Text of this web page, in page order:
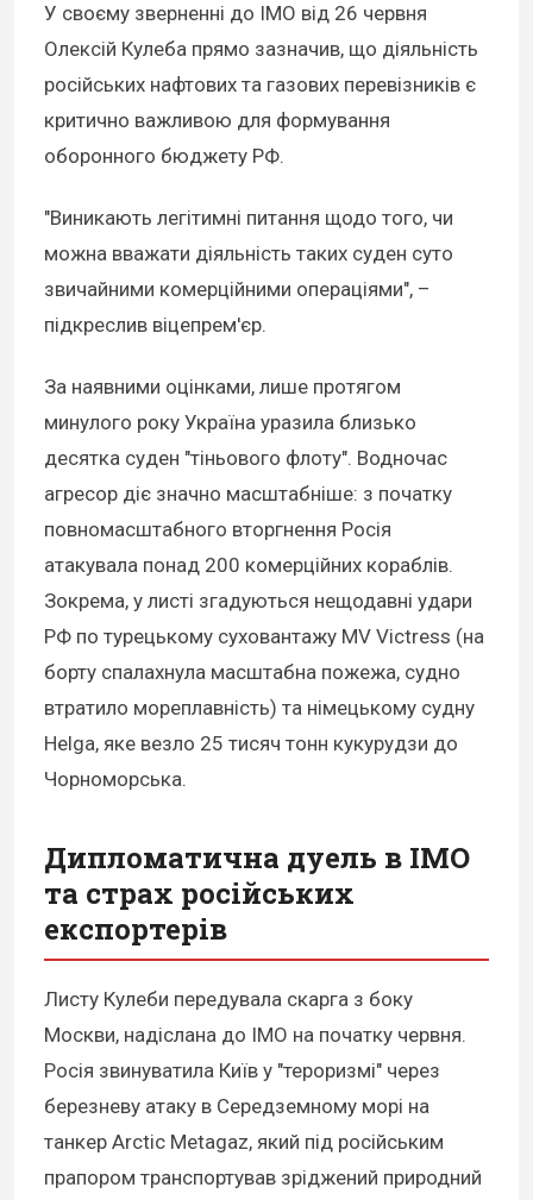
У своєму зверненні до IMO від 26 червня
Олексій Кулеба прямо зазначив, що діяльність
російських нафтових та газових перевізників є
критично важливою для формування
оборонного бюджету РФ.
"Виникають легітимні питання щодо того, чи
можна вважати діяльність таких суден суто
звичайними комерційними операціями", –
підкреслив віцепрем'єр.
За наявними оцінками, лише протягом
минулого року Україна уразила близько
десятка суден "тіньового флоту". Водночас
агресор діє значно масштабніше: з початку
повномасштабного вторгнення Росія
атакувала понад 200 комерційних кораблів.
Зокрема, у листі згадуються нещодавні удари
РФ по турецькому суховантажу MV Victress (на
борту спалахнула масштабна пожежа, судно
втратило мореплавність) та німецькому судну
Helga, яке везло 25 тисяч тонн кукурудзи до
Чорноморська.
Дипломатична дуель в IMO
та страх російських
експортерів
Листу Кулеби передувала скарга з боку
Москви, надіслана до IMO на початку червня.
Росія звинуватила Київ у "тероризмі" через
березневу атаку в Середземному морі на
танкер Arctic Metagaz, який під російським
прапором транспортував зріджений природний